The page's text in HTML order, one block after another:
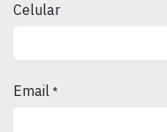
Celular
Email *